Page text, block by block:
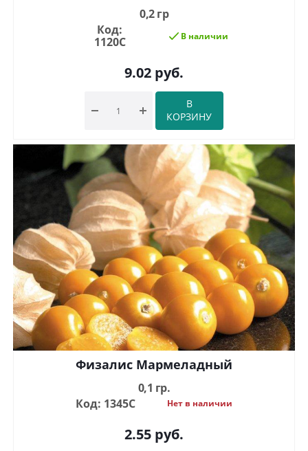
0,2 гр
Код:
1120С
В наличии
9.02 руб.
В
КОРЗИНУ
Физалис Мармеладный
0,1 гр.
Код: 1345С
Нет в наличии
2.55 руб.